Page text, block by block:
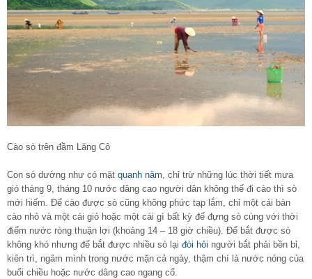
Cào sò trên đầm Lăng Cô
Con sò dường như có mặt quanh năm , chỉ trừ những lúc thời tiết mưa
gió tháng 9, tháng 10 nước dâng cao người dân không thể đi cào thì sò
mới hiếm. Để cào được sò cũng không phức tạp lắm, chỉ một cái bàn
cào nhỏ và một cái giỏ hoặc một cái gì bất kỳ để đựng sò cùng với thời
điểm nước ròng thuận lợi (khoảng 14 – 18 giờ chiều). Để bắt được sò
không khó nhưng để bắt được nhiều sò lại đòi hỏi người bắt phải bền bỉ,
kiên trì, ngâm mình trong nước mặn cả ngày, thậm chí là nước nóng của
buổi chiều hoặc nước dâng cao ngang cổ.